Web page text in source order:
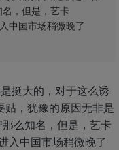
，但是，艺卡
中国市场稍微晚了
挺大的，对于这么诱
贴，犹豫的原因无非是
么知名，但是，艺卡
入中国市场稍微晚了